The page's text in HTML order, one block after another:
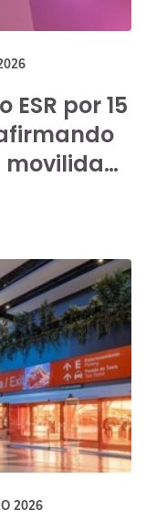
por 15
movilidad
2026